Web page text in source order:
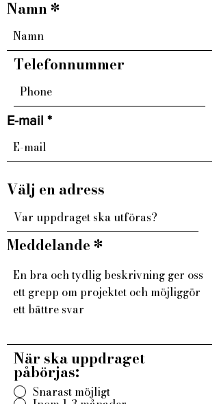
Namn
Telefonnummer
E-mail
Välj en adress
Meddelande
När ska uppdraget
påbörjas:
Snarast möjligt